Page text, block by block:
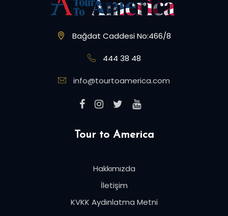
Bağdat Caddesi No:466/8
444 38 48
info@tourtoamerica.com
Tour to America
Hakkımızda
İletişim
KVKK Aydınlatma Metni